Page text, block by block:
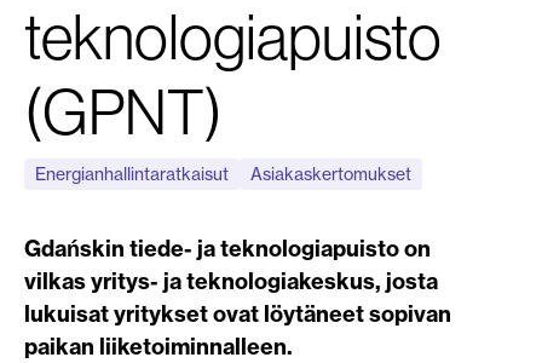
teknologiapuisto
(GPNT)
Energianhallintaratkaisut Asiakaskertomukset
Gdańskin tiede- ja teknologiapuisto on
vilkas yritys- ja teknologiakeskus, josta
lukuisat yritykset ovat löytäneet sopivan
paikan liiketoiminnalleen.